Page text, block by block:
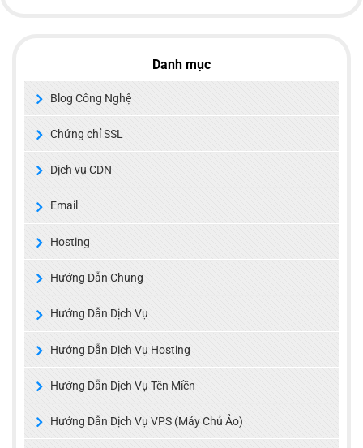
Danh mục
Blog Công Nghệ
Chứng chỉ SSL
Dịch vụ CDN
Email
Hosting
Hướng Dẫn Chung
Hướng Dẫn Dịch Vụ
Hướng Dẫn Dịch Vụ Hosting
Hướng Dẫn Dịch Vụ Tên Miền
Hướng Dẫn Dịch Vụ VPS (Máy Chủ Ảo)